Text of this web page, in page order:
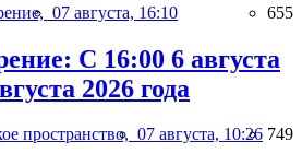
07 августа, 16:10 655
С 16:00 6 августа
2026 года
пространство, 07 августа, 10:26 749